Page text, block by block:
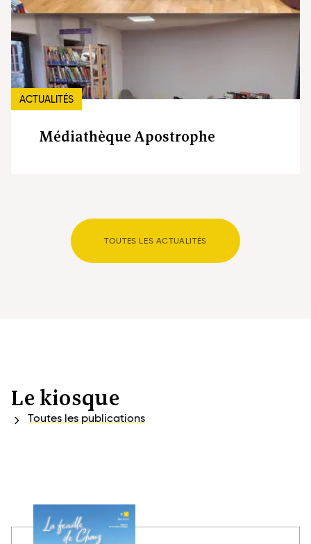
Médiathèque Apostrophe
ACTUALITÉS
TOUTES LES ACTUALITÉS
Le kiosque
Toutes les publications